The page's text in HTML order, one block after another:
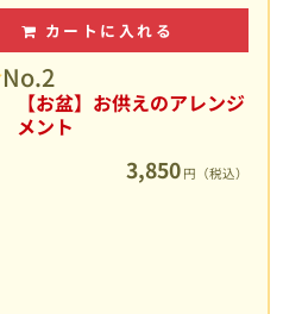
カートに入れる
No.2
【お盆】お供えのアレンジ
メント
3,850 円（税込）